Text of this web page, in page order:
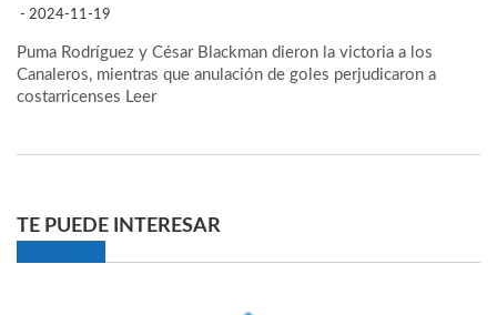
- 2024-11-19
Puma Rodríguez y César Blackman dieron la victoria a los
Canaleros, mientras que anulación de goles perjudicaron a
costarricenses Leer
TE PUEDE INTERESAR